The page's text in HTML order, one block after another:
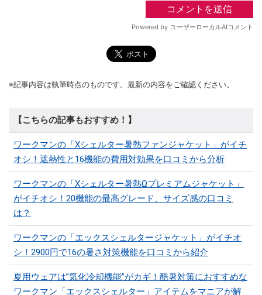
※記事内容は執筆時点のものです。最新の内容をご確認ください。
【こちらの記事もおすすめ！】
ワークマンの「Xシェルター暑熱ファンジャケット」がイチ
オシ！遮熱性と16機能の費用対効果を口コミから分析
ワークマンの「Xシェルター暑熱Ωプレミアムジャケット」
がイチオシ！20機能の最高グレード、サイズ感の口コミ
は？
ワークマンの「エックスシェルタージャケット」がイチオ
シ！2900円で16の暑さ対策機能を口コミから紹介
夏用ウェアは”気化冷却機能”がカギ！酷暑対策におすすめな
ワークマン「エックスシェルター」アイテムをマニアが解